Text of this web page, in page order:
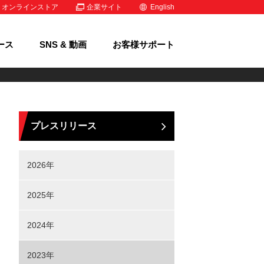
オンラインストア 企業サイト English
ス SNS & 動画 お客様サポート
プレスリリース
2026年
2025年
2024年
2023年